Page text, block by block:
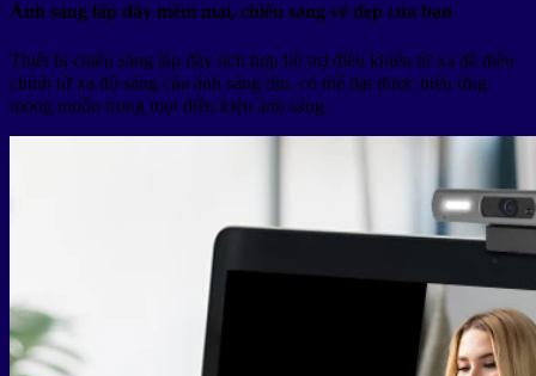
Ánh sáng lấp đầy mềm mại, chiếu sáng vẻ đẹp của bạn
Thiết bị chiếu sáng lấp đầy tích hợp hỗ trợ điều khiển từ xa để điều
chỉnh từ xa độ sáng của ánh sáng dịu, có thể đạt được hiệu ứng
mong muốn trong mọi điều kiện ánh sáng.